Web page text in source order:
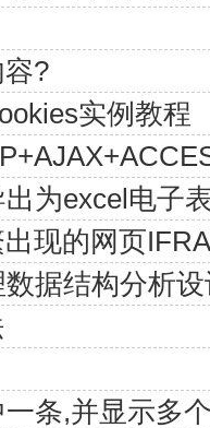
容?
实例教程
出为excel电子
现的网页
数据结构分析
条,并显示多